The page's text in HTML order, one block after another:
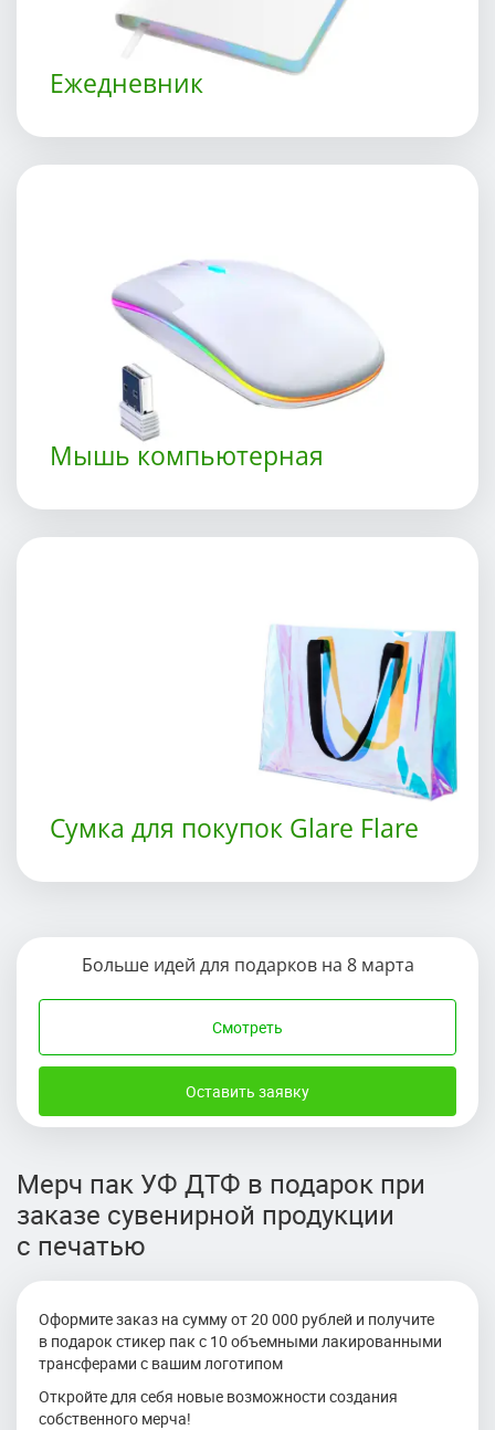
Ежедневник
Мышь компьютерная
Сумка для покупок Glare Flare
Больше идей для подарков на 8 марта
Смотреть
Оставить заявку
Мерч пак УФ ДТФ в подарок при
заказе сувенирной продукции
с печатью
Оформите заказ на сумму от 20 000 рублей и получите
в подарок стикер пак с 10 объемными лакированными
трансферами с вашим логотипом
Откройте для себя новые возможности создания
собственного мерча!